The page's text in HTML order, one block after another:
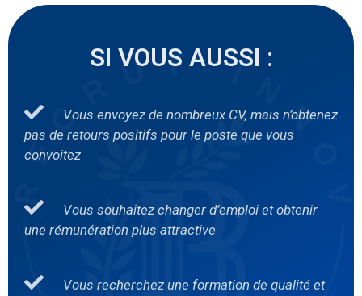
SI VOUS AUSSI :
Vous envoyez de nombreux CV, mais n’obtenez
pas de retours positifs pour le poste que vous
convoitez
Vous souhaitez changer d’emploi et obtenir
une rémunération plus attractive
Vous recherchez une formation de qualité et